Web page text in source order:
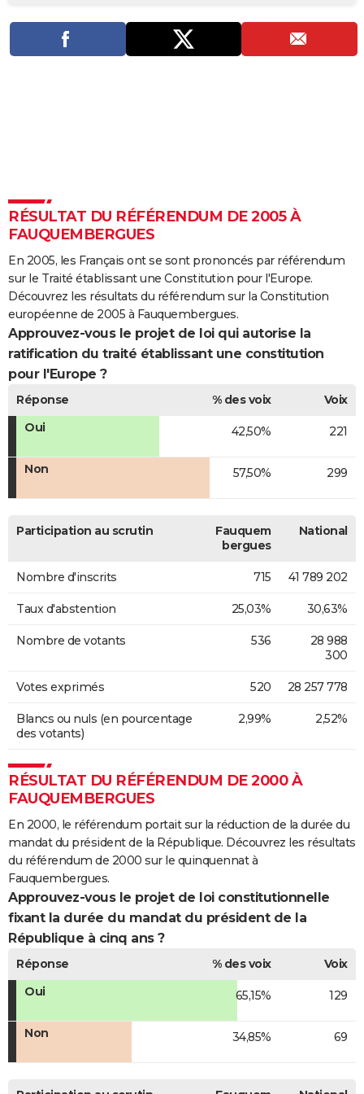
PHOTO
GUIDES D'ACHAT
COPAINS D'AVANT
FORUM
Bricolage
Lifestyle
Culture
Sport
Auto
Television
Voyage
Cinema
RÉSULTAT DU RÉFÉRENDUM DE 2005 À
FAUQUEMBERGUES
En 2005, les Français ont se sont prononcés par référendum
sur le Traité établissant une Constitution pour l'Europe.
Découvrez les résultats du référendum sur la Constitution
européenne de 2005 à Fauquembergues.
Approuvez-vous le projet de loi qui autorise la
ratification du traité établissant une constitution
pour l'Europe ?
Réponse % des voix
Voix
Oui
42,50% 221
Non 57,50% 299
Participation au scrutin
Fauquem
bergues
National
Nombre d'inscrits 715 41 789 202
Taux d'abstention 25,03% 30,63%
Nombre de votants 536
28 988
300
Votes exprimés 520 28 257 778
Blancs ou nuls (en pourcentage
des votants)
2,99% 2,52%
RÉSULTAT DU RÉFÉRENDUM DE 2000 À
FAUQUEMBERGUES
En 2000, le référendum portait sur la réduction de la durée du
mandat du président de la République. Découvrez les résultats
du référendum de 2000 sur le quinquennat à
Fauquembergues.
Approuvez-vous le projet de loi constitutionnelle
fixant la durée du mandat du président de la
République à cinq ans ?
Réponse % des voix
Voix
Oui
65,15% 129
Non 34,85% 69